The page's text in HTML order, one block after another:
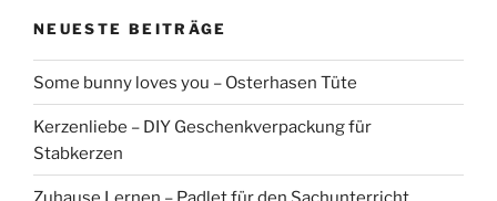
NEUESTE BEITRÄGE
Some bunny loves you – Osterhasen Tüte
Kerzenliebe – DIY Geschenkverpackung für
Stabkerzen